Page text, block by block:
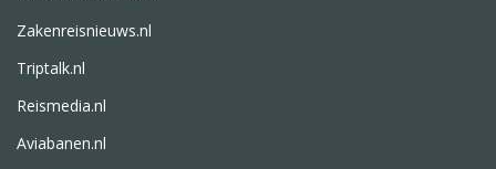
Zakenreisnieuws.nl
Triptalk.nl
Reismedia.nl
Aviabanen.nl